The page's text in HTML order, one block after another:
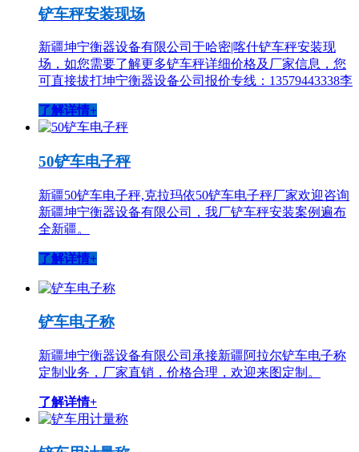
铲车秤安装现场
新疆坤宁衡器设备有限公司于哈密|喀什铲车秤安装现
场，如您需要了解更多铲车秤详细价格及厂家信息，您
可直接拔打坤宁衡器设备公司报价专线：13579443338李
了解详情+
50铲车电子秤
新疆50铲车电子秤,克拉玛依50铲车电子秤厂家欢迎咨询
新疆坤宁衡器设备有限公司，我厂铲车秤安装案例遍布
全新疆。
了解详情+
铲车电子称
新疆坤宁衡器设备有限公司承接新疆阿拉尔铲车电子称
定制业务，厂家直销，价格合理，欢迎来图定制。
了解详情+